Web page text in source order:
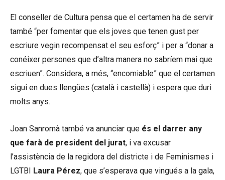
El conseller de Cultura pensa que el certamen ha de servir
també “per fomentar que els joves que tenen gust per
escriure vegin recompensat el seu esforç” i per a “donar a
conéixer persones que d’altra manera no sabríem mai que
escriuen”. Considera, a més, “encomiable” que el certamen
sigui en dues llengües (català i castellà) i espera que duri
molts anys.
Joan Sanromà també va anunciar que és el darrer any
que farà de president del jurat, i va excusar
l’assistència de la regidora del districte i de Feminismes i
LGTBI Laura Pérez, que s’esperava que vingués a la gala,